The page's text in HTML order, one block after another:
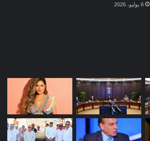
6 يوليو، 2026